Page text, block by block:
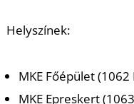
Helyszínek:
MKE Főépület
MKE Epreskert